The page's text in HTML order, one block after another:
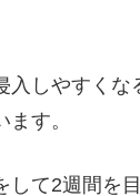
しやすく
す。
て2週間を